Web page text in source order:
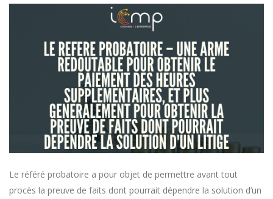
Le référé probatoire a pour objet de permettre avant tout
procès la preuve de faits dont pourrait dépendre la solution d’un